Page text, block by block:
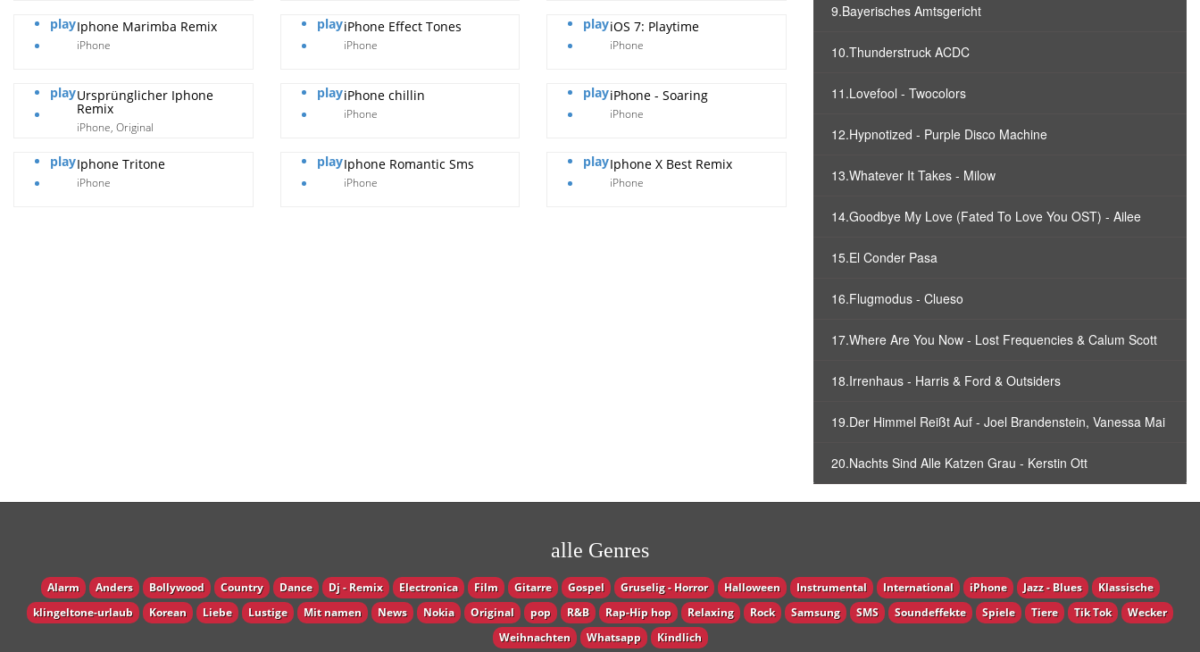
playIphone Marimba Remix
iPhone
playiPhone Effect Tones
iPhone
playiOS 7: Playtime
iPhone
playUrsprünglicher Iphone
Remix
iPhone, Original
playiPhone chillin
iPhone
playiPhone - Soaring
iPhone
playIphone Tritone
iPhone
playIphone Romantic Sms
iPhone
playIphone X Best Remix
iPhone
9.Bayerisches Amtsgericht
10.Thunderstruck ACDC
11.Lovefool - Twocolors
12.Hypnotized - Purple Disco Machine
13.Whatever It Takes - Milow
14.Goodbye My Love (Fated To Love You OST) - Ailee
15.El Conder Pasa
16.Flugmodus - Clueso
17.Where Are You Now - Lost Frequencies & Calum Scott
18.Irrenhaus - Harris & Ford & Outsiders
19.Der Himmel Reißt Auf - Joel Brandenstein, Vanessa Mai
20.Nachts Sind Alle Katzen Grau - Kerstin Ott
alle Genres
Alarm Anders Bollywood Country Dance Dj - Remix Electronica Film Gitarre Gospel Gruselig - Horror Halloween Instrumental International iPhone Jazz - Blues
Klassische
klingeltone-urlaub
Korean Liebe Lustige Mit namen News Nokia Original pop R&B Rap-Hip hop Relaxing Rock Samsung SMS Soundeffekte Spiele Tiere Tik Tok
Wecker
Weihnachten
Whatsapp Кindlich